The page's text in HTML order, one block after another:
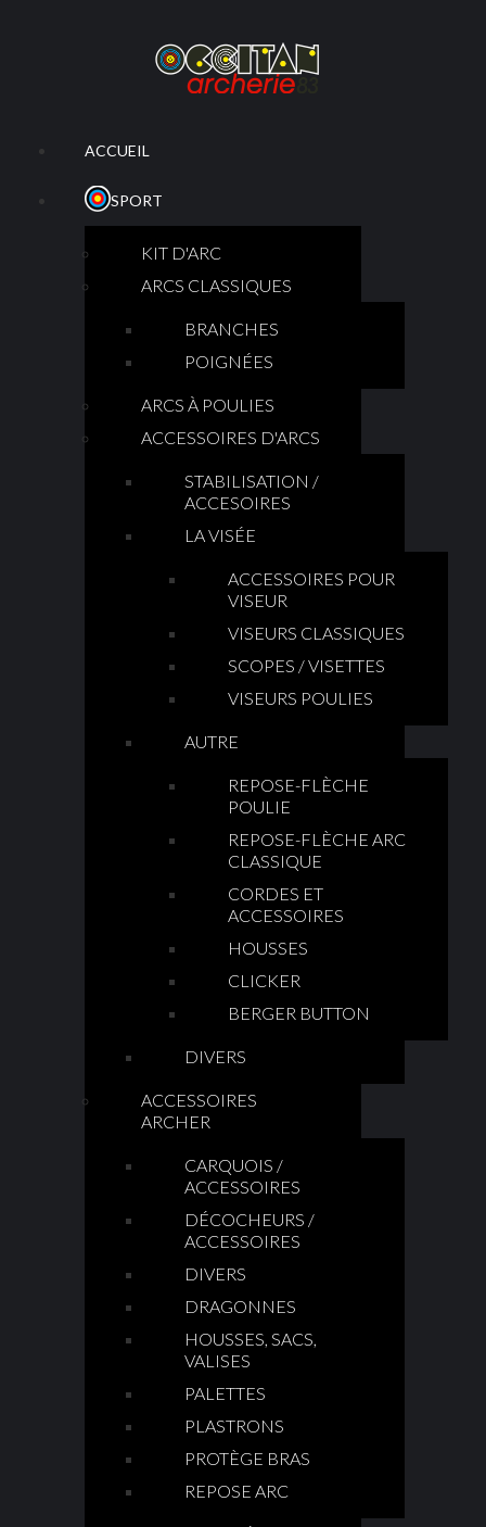
ACCUEIL
SPORT
KIT D'ARC
ARCS CLASSIQUES
BRANCHES
POIGNÉES
ARCS À POULIES
ACCESSOIRES D'ARCS
STABILISATION /
ACCESOIRES
LA VISÉE
ACCESSOIRES POUR
VISEUR
VISEURS CLASSIQUES
SCOPES / VISETTES
VISEURS POULIES
AUTRE
REPOSE-FLÈCHE
POULIE
REPOSE-FLÈCHE ARC
CLASSIQUE
CORDES ET
ACCESSOIRES
HOUSSES
CLICKER
BERGER BUTTON
DIVERS
ACCESSOIRES
ARCHER
CARQUOIS /
ACCESSOIRES
DÉCOCHEURS /
ACCESSOIRES
DIVERS
DRAGONNES
HOUSSES, SACS,
VALISES
PALETTES
PLASTRONS
PROTÈGE BRAS
REPOSE ARC